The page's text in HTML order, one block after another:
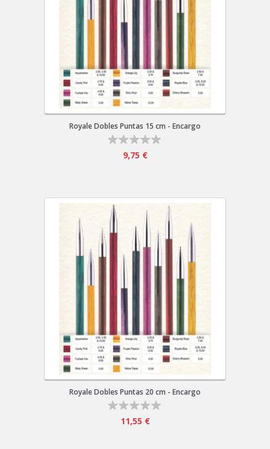
Royale Dobles Puntas 15 cm - Encargo
9,75 €
Royale Dobles Puntas 20 cm - Encargo
11,55 €